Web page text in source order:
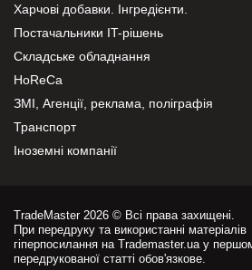
Харчові добавки. Інгредієнти.
Постачальники IT-рішень
Складське обладнання
HoReCa
ЗМІ, Агенції, реклама, поліграфія
Транспорт
Іноземні компанії
TradeMaster 2026 © Всі права захищені.
При передруку та використанні матеріалів
гіперпосилання на Trademaster.ua у
передрукованої статті обов'язкове.